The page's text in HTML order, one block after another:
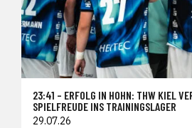
23:41 – ERFOLG IN HOHN: THW KIEL
SPIELFREUDE INS TRAININGSLAGER
29.07.26